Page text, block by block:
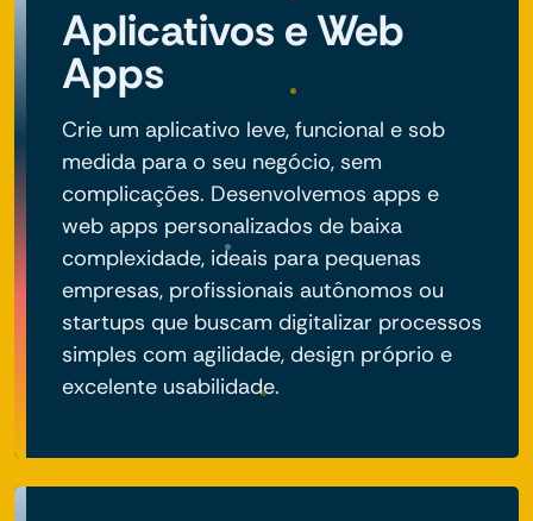
Aplicativos e Web
Apps
Crie um aplicativo leve, funcional e sob
medida para o seu negócio, sem
complicações. Desenvolvemos apps e
web apps personalizados de baixa
complexidade, ideais para pequenas
empresas, profissionais autônomos ou
startups que buscam digitalizar processos
simples com agilidade, design próprio e
excelente usabilidade.